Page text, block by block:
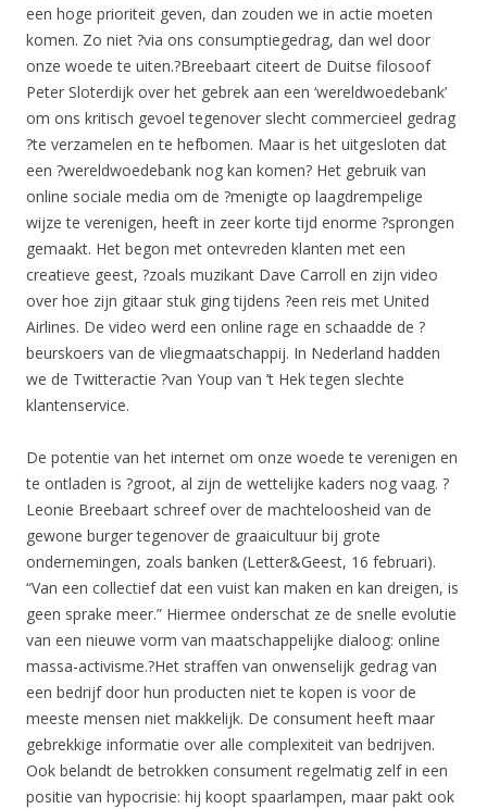
een hoge prioriteit geven, dan zouden we in actie moeten
komen. Zo niet ?via ons consumptiegedrag, dan wel door
onze woede te uiten.?Breebaart citeert de Duitse filosoof
Peter Sloterdijk over het gebrek aan een ‘wereldwoedebank’
om ons kritisch gevoel tegenover slecht commercieel gedrag
?te verzamelen en te hefbomen. Maar is het uitgesloten dat
een ?wereldwoedebank nog kan komen? Het gebruik van
online sociale media om de ?menigte op laagdrempelige
wijze te verenigen, heeft in zeer korte tijd enorme ?sprongen
gemaakt. Het begon met ontevreden klanten met een
creatieve geest, ?zoals muzikant Dave Carroll en zijn video
over hoe zijn gitaar stuk ging tijdens ?een reis met United
Airlines. De video werd een online rage en schaadde de ?
beurskoers van de vliegmaatschappij. In Nederland hadden
we de Twitteractie ?van Youp van ’t Hek tegen slechte
klantenservice.
De potentie van het internet om onze woede te verenigen en
te ontladen is ?groot, al zijn de wettelijke kaders nog vaag. ?
Leonie Breebaart schreef over de machteloosheid van de
gewone burger tegenover de graaicultuur bij grote
ondernemingen, zoals banken (Letter&Geest, 16 februari).
“Van een collectief dat een vuist kan maken en kan dreigen, is
geen sprake meer.” Hiermee onderschat ze de snelle evolutie
van een nieuwe vorm van maatschappelijke dialoog: online
massa-activisme.?Het straffen van onwenselijk gedrag van
een bedrijf door hun producten niet te kopen is voor de
meeste mensen niet makkelijk. De consument heeft maar
gebrekkige informatie over alle complexiteit van bedrijven.
Ook belandt de betrokken consument regelmatig zelf in een
positie van hypocrisie: hij koopt spaarlampen, maar pakt ook